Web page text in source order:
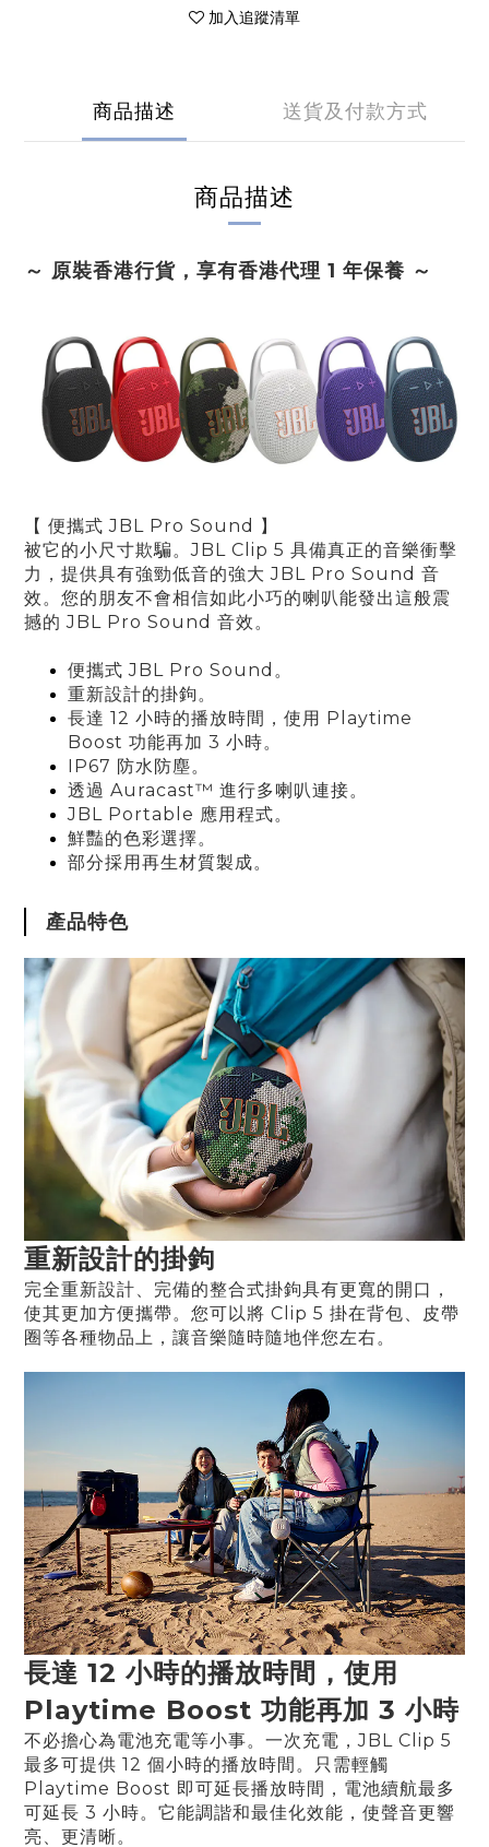
加入追蹤清單
商品描述 送貨及付款方式
商品描述
～ 原裝香港行貨，享有香港代理 1 年保養 ～
【 便攜式 JBL Pro Sound 】
被它的小尺寸欺騙。JBL Clip 5 具備真正的音樂衝擊
力，提供具有強勁低音的強大 JBL Pro Sound 音
效。您的朋友不會相信如此小巧的喇叭能發出這般震
撼的 JBL Pro Sound 音效。
便攜式 JBL Pro Sound 。
重新設計的掛鉤。
長達 12 小時的播放時間，使用 Playtime
Boost 功能再加 3 小時。
IP67 防水防塵。
透過 Auracast™ 進行多喇叭連接。
JBL Portable 應用程式。
鮮豔的色彩選擇。
部分採用再生材質製成。
產品特色
重新設計的掛鉤
完全重新設計、完備的整合式掛鉤具有更寬的開口，
使其更加方便攜帶。您可以將 Clip 5 掛在背包、皮帶
圈等各種物品上，讓音樂隨時隨地伴您左右。
長達 12 小時的播放時間，使用
Playtime Boost 功能再加 3 小時
不必擔心為電池充電等小事。一次充電，JBL Clip 5
最多可提供 12 個小時的播放時間。只需輕觸
Playtime Boost 即可延長播放時間，電池續航最多
可延長 3 小時。它能調諧和最佳化效能，使聲音更響
亮、更清晰。